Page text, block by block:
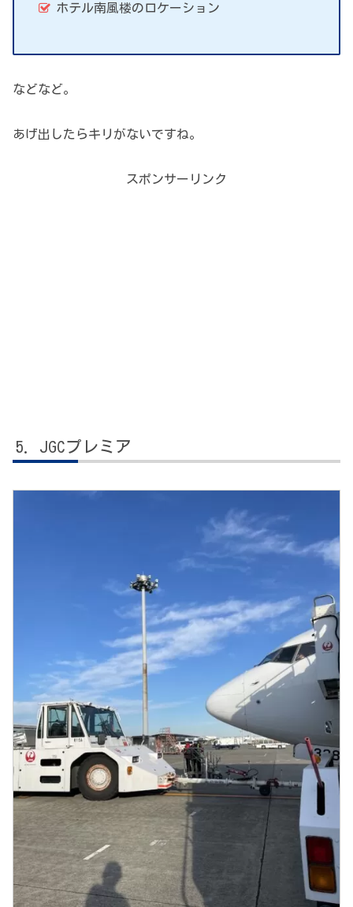
ホテル南風楼のロケーション
などなど。
あげ出したらキリがないですね。
スポンサーリンク
JGCプレミア